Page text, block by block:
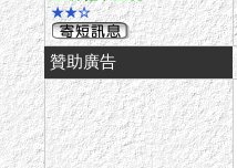
★★☆
贊助廣告